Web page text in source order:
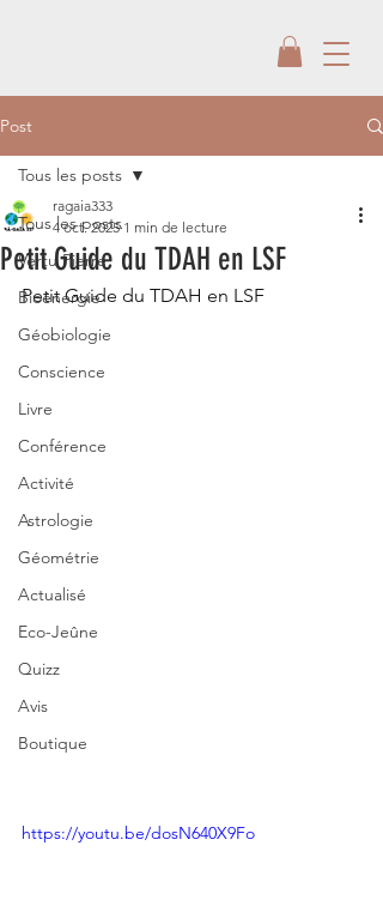
Post
Tous les posts
Vertu Pierre
Bioénergie
Géobiologie
Conscience
Livre
Conférence
Activité
Astrologie
Géométrie
Actualisé
Eco-Jeûne
Quizz
Avis
Boutique
Tous les posts
Petit Guide du TDAH en LSF
ragaia333
4 oct. 2025 1 min de lecture
Petit Guide du TDAH en LSF
https://youtu.be/dosN640X9Fo